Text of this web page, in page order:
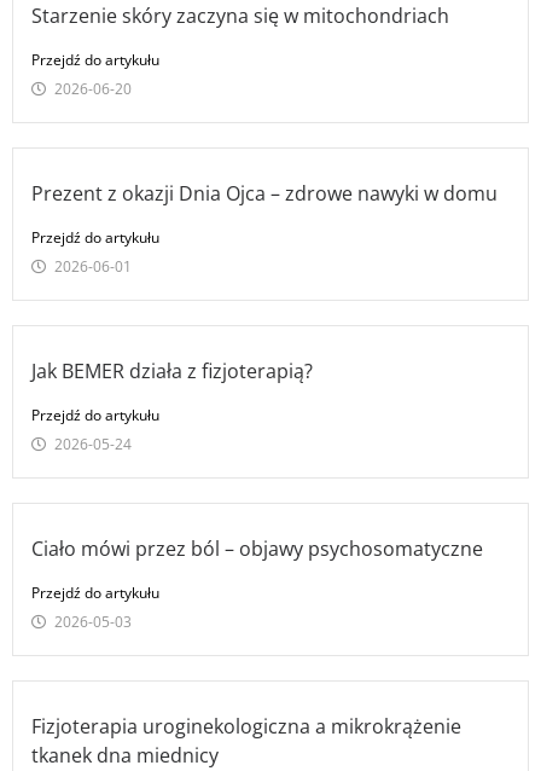
Starzenie skóry zaczyna się w mitochondriach
Przejdź do artykułu
2026-06-20
Prezent z okazji Dnia Ojca – zdrowe nawyki w domu
Przejdź do artykułu
2026-06-01
Jak BEMER działa z fizjoterapią?
Przejdź do artykułu
2026-05-24
Ciało mówi przez ból – objawy psychosomatyczne
Przejdź do artykułu
2026-05-03
Fizjoterapia uroginekologiczna a mikrokrążenie
tkanek dna miednicy